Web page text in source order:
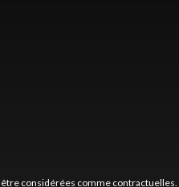
considérées comme